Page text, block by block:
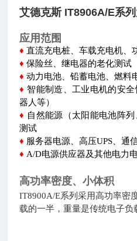
艾德克斯 IT8906A/E系
应用范围
♦ 直流充电桩、车载充电机、
♦ 保险丝、继电器的老化测试
♦ 动力电池、铅蓄电池、燃料
♦ 智能制造、工业电机的安
器人等）
♦ 自然能源（太阳能电池阵
测试
♦ 服务器电源、高压UPS、通
♦ A/D电源供应器及其他电力
高功率密度、小体积
IT8900A/E系列采用高功率密
载的一半，重量是传统电子负